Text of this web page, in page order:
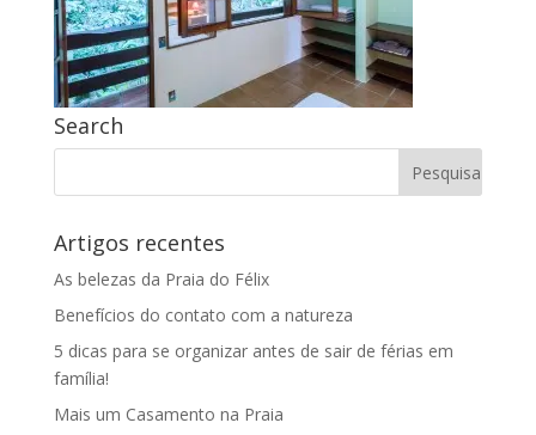
Search
Artigos recentes
As belezas da Praia do Félix
Benefícios do contato com a natureza
5 dicas para se organizar antes de sair de férias em
família!
Mais um Casamento na Praia